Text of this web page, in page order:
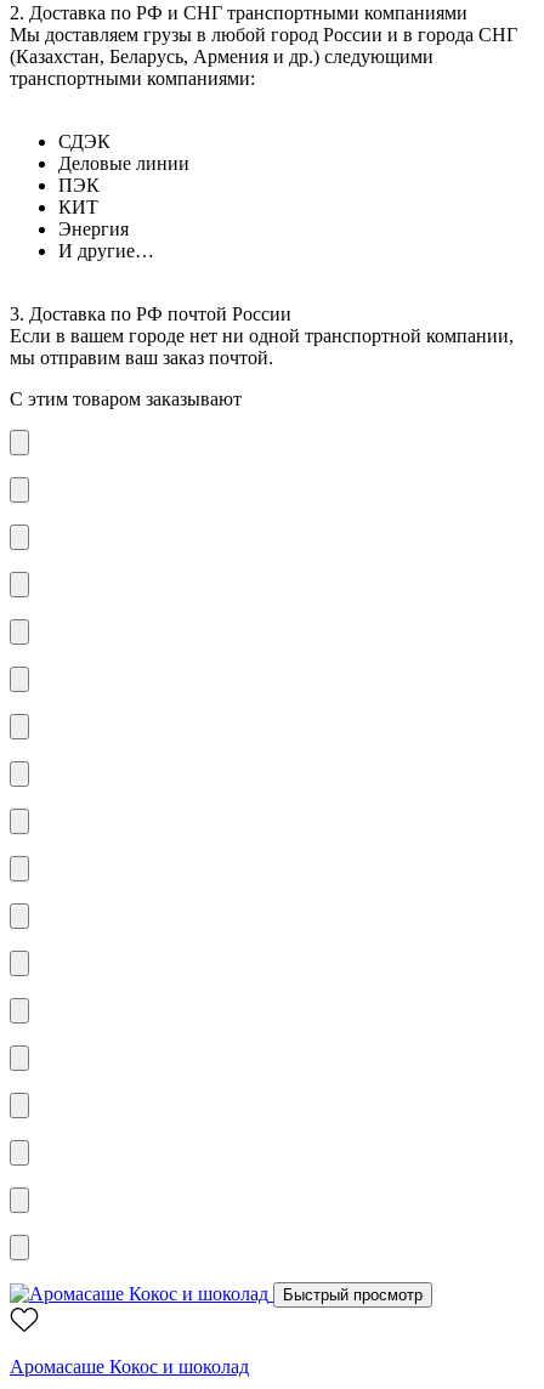
2. Доставка по РФ и СНГ транспортными компаниями
Мы доставляем грузы в любой город России и в города СНГ
(Казахстан, Беларусь, Армения и др.) следующими
транспортными компаниями:
СДЭК
Деловые линии
ПЭК
КИТ
Энергия
И другие…
3. Доставка по РФ почтой России
Если в вашем городе нет ни одной транспортной компании,
мы отправим ваш заказ почтой.
С этим товаром заказывают
Быстрый просмотр
Аромасаше Кокос и шоколад